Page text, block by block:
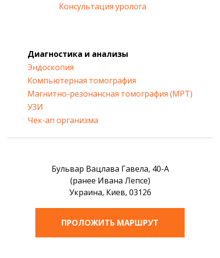
Консультация уролога
Диагностика и анализы
Эндоскопия
Компьютерная томография
Магнитно-резонансная томография (МРТ)
УЗИ
Чек-ап организма
Бульвар Вацлава Гавела, 40-А
(ранее Ивана Лепсе)
Украина, Киев, 03126
ПРОЛОЖИТЬ МАРШРУТ